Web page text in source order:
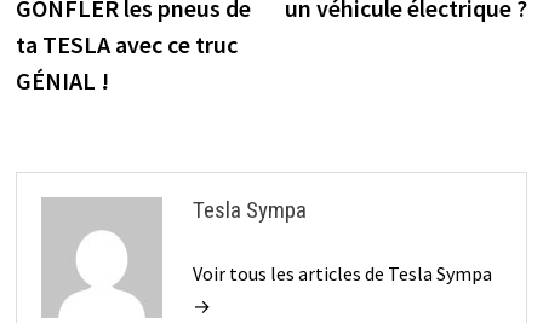
l’article
GONFLER les pneus de
ta TESLA avec ce truc
GÉNIAL !
un véhicule électrique ?
Tesla Sympa
Voir tous les articles de Tesla Sympa
→